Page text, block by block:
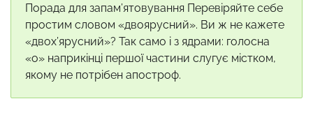
Порада для запам’ятовування Перевіряйте себе
простим словом «двоярусний». Ви ж не кажете
«двох’ярусний»? Так само і з ядрами: голосна
«о» наприкінці першої частини слугує містком,
якому не потрібен апостроф.